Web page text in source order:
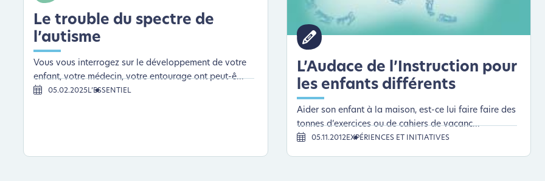
Le trouble du spectre de
l’autisme
Vous vous interrogez sur le développement de votre
enfant, votre médecin, votre entourage ont peut-ê...
05.02.2025 L’ESSENTIEL
L’Audace de l’Instruction pour
les enfants différents
Aider son enfant à la maison, est-ce lui faire faire des
tonnes d’exercices ou de cahiers de vacanc...
05.11.2012EXPÉRIENCES ET INITIATIVES